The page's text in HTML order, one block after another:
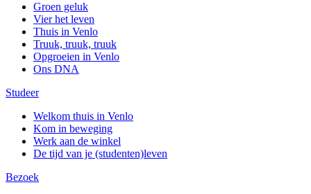
Groen geluk
Vier het leven
Thuis in Venlo
Truuk, truuk, truuk
Opgroeien in Venlo
Ons DNA
Studeer
Welkom thuis in Venlo
Kom in beweging
Werk aan de winkel
De tijd van je (studenten)leven
Bezoek